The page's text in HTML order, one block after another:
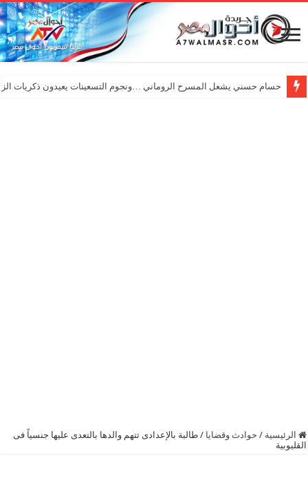
حسام حسني يشعل المسرح الروماني …ونجوم التسعينات يعيدون ذكريات
الرئيسية / حوادث وقضايا / طالبة بالإعدادى تتهم والدها بالتعدى عليها جنسياً فى
القليوبية